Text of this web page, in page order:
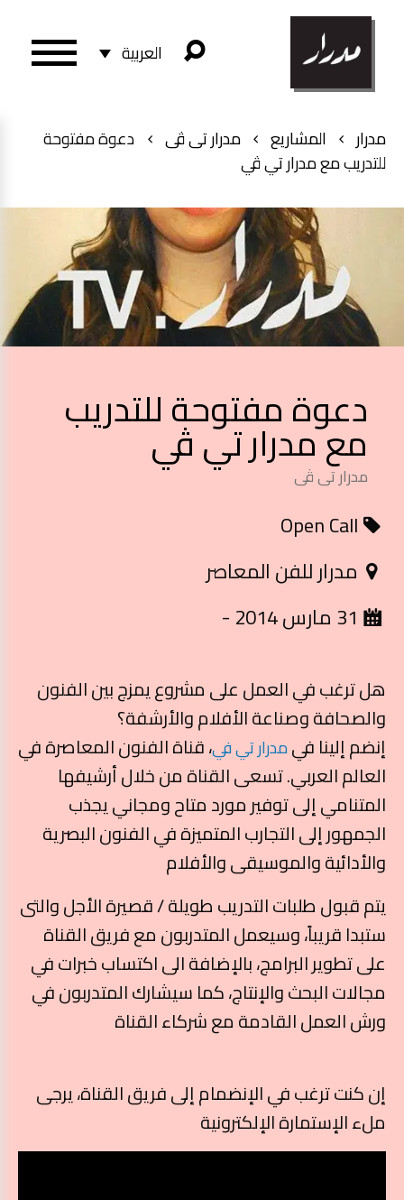
العربية
مدرار المشاريع مدرار تى ڤى
دعوة مفتوحة
للتدريب مع مدرار تي ڤي
دعوة مفتوحة للتدريب
مع مدرار تي ڤي
مدرار تى ڤى
Open Call
مدرار للفن المعاصر
31 مارس 2014 -
هل ترغب في العمل على مشروع يمزج بين الفنون
والصحافة وصناعة الأفلام والأرشفة؟
إنضم إلينا فيمدرار تي في، قناة الفنون المعاصرة في
العالم العربي. تسعى القناة من خلال أرشيفها
المتنامي إلى توفير مورد متاح ومجاني يجذب
الجمهور إلى التجارب المتميزة في الفنون البصرية
والأدائية والموسيقى والأفلام
يتم قبول طلبات التدريب طويلة / قصيرة الأجل والتى
ستبدا قريباً، وسيعمل المتدربون مع فريق القناة
على تطوير البرامج، بالإضافة الى اكتساب خبرات في
مجالات البحث والإنتاج، كما سيشارك المتدربون في
ورش العمل القادمة مع شركاء القناة
إن كنت ترغب في الإنضمام إلى فريق القناة، يرجى
ملء الإستمارة الإلكترونية